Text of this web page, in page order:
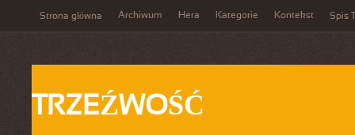
Strona główna Archiwum Hera Kategorie Kontekst Spis
TRZEŹWOŚĆ